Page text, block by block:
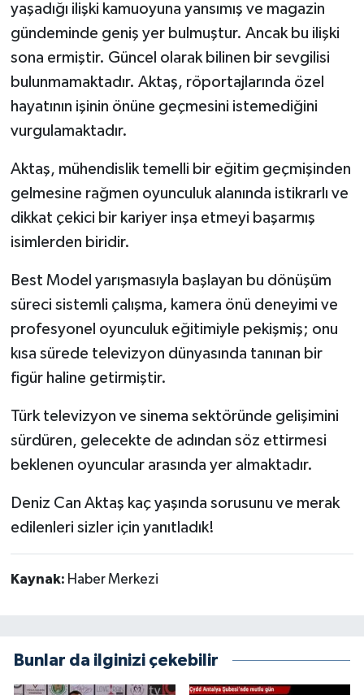
yaşadığı ilişki kamuoyuna yansımış ve magazin
gündeminde geniş yer bulmuştur. Ancak bu ilişki
sona ermiştir. Güncel olarak bilinen bir sevgilisi
bulunmamaktadır. Aktaş, röportajlarında özel
hayatının işinin önüne geçmesini istemediğini
vurgulamaktadır.
Aktaş, mühendislik temelli bir eğitim geçmişinden
gelmesine rağmen oyunculuk alanında istikrarlı ve
dikkat çekici bir kariyer inşa etmeyi başarmış
isimlerden biridir.
Best Model yarışmasıyla başlayan bu dönüşüm
süreci sistemli çalışma, kamera önü deneyimi ve
profesyonel oyunculuk eğitimiyle pekişmiş; onu
kısa sürede televizyon dünyasında tanınan bir
figür haline getirmiştir.
Türk televizyon ve sinema sektöründe gelişimini
sürdüren, gelecekte de adından söz ettirmesi
beklenen oyuncular arasında yer almaktadır.
Deniz Can Aktaş kaç yaşında sorusunu ve merak
edilenleri sizler için yanıtladık!
Kaynak: Haber Merkezi
Bunlar da ilginizi çekebilir